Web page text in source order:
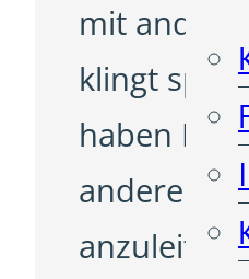
mit
klingt
haben
andere zu
anzuleiten